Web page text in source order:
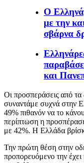
Ο
με την
σβάρνα
και
Οι προσπεράσεις από τα
συναντάμε συχνά στην
49% πιθανόν να το
περίπτωση η
με 42%. Η Ελλάδα
Την πρώτη θέση στην
προπορευόμενο την